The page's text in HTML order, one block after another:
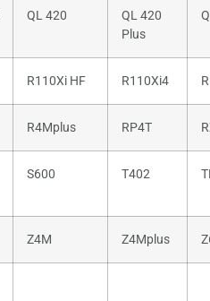
QL 420
QL 420
Plus
R110Xi HF R110Xi4
R4Mplus RP4T
S600 T402
Z4M Z4Mplus